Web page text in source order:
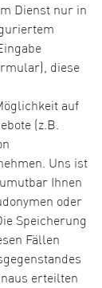
Dienst nur in
diese
auf
(z.B.
Uns ist
Ihnen
oder
Speicherung
Fällen
erteilten